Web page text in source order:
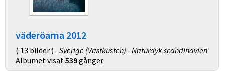
väderöarna 2012
( 13 bilder ) - Sverige (Västkusten) - Naturdyk scandinavien
Albumet visat539gånger